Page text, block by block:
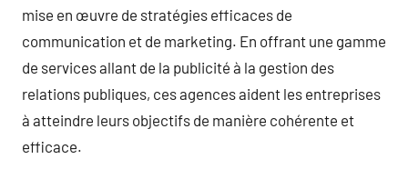
mise en œuvre de stratégies efficaces de
communication et de marketing. En offrant une gamme
de services allant de la publicité à la gestion des
relations publiques, ces agences aident les entreprises
à atteindre leurs objectifs de manière cohérente et
efficace.